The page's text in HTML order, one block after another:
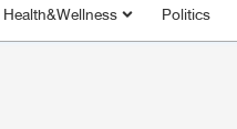
Health&Wellness Politics